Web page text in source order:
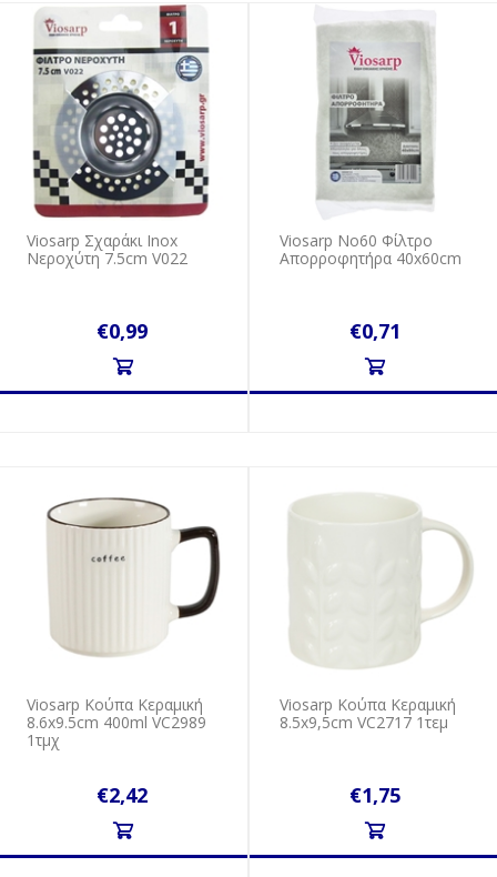
Viosarp Σχαράκι Ιnox
Νεροχύτη 7.5cm V022
€0,99
Viosarp Νο60 Φίλτρο
Απορροφητήρα 40x60cm
€0,71
Viosarp Κούπα Κεραμική
8.6x9.5cm 400ml VC2989
1τμχ
€2,42
Viosarp Κούπα Κεραμική
8.5x9,5cm VC2717 1τεμ
€1,75